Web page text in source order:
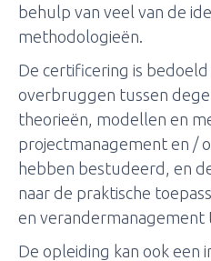
behulp van veel van de
methodologieën.
De certificering is
overbruggen tussen
theorieën, modellen en
projectmanagement en /
hebben bestudeerd, en
naar de praktische
en verandermanagement
De opleiding kan ook een